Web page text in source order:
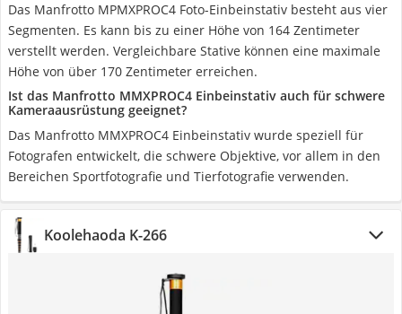
Das Manfrotto MPMXPROC4 Foto-Einbeinstativ besteht aus vier
Segmenten. Es kann bis zu einer Höhe von 164 Zentimeter
verstellt werden. Vergleichbare Stative können eine maximale
Höhe von über 170 Zentimeter erreichen.
Ist das Manfrotto MMXPROC4 Einbeinstativ auch für schwere
Kameraausrüstung geeignet?
Das Manfrotto MMXPROC4 Einbeinstativ wurde speziell für
Fotografen entwickelt, die schwere Objektive, vor allem in den
Bereichen Sportfotografie und Tierfotografie verwenden.
Koolehaoda K-266